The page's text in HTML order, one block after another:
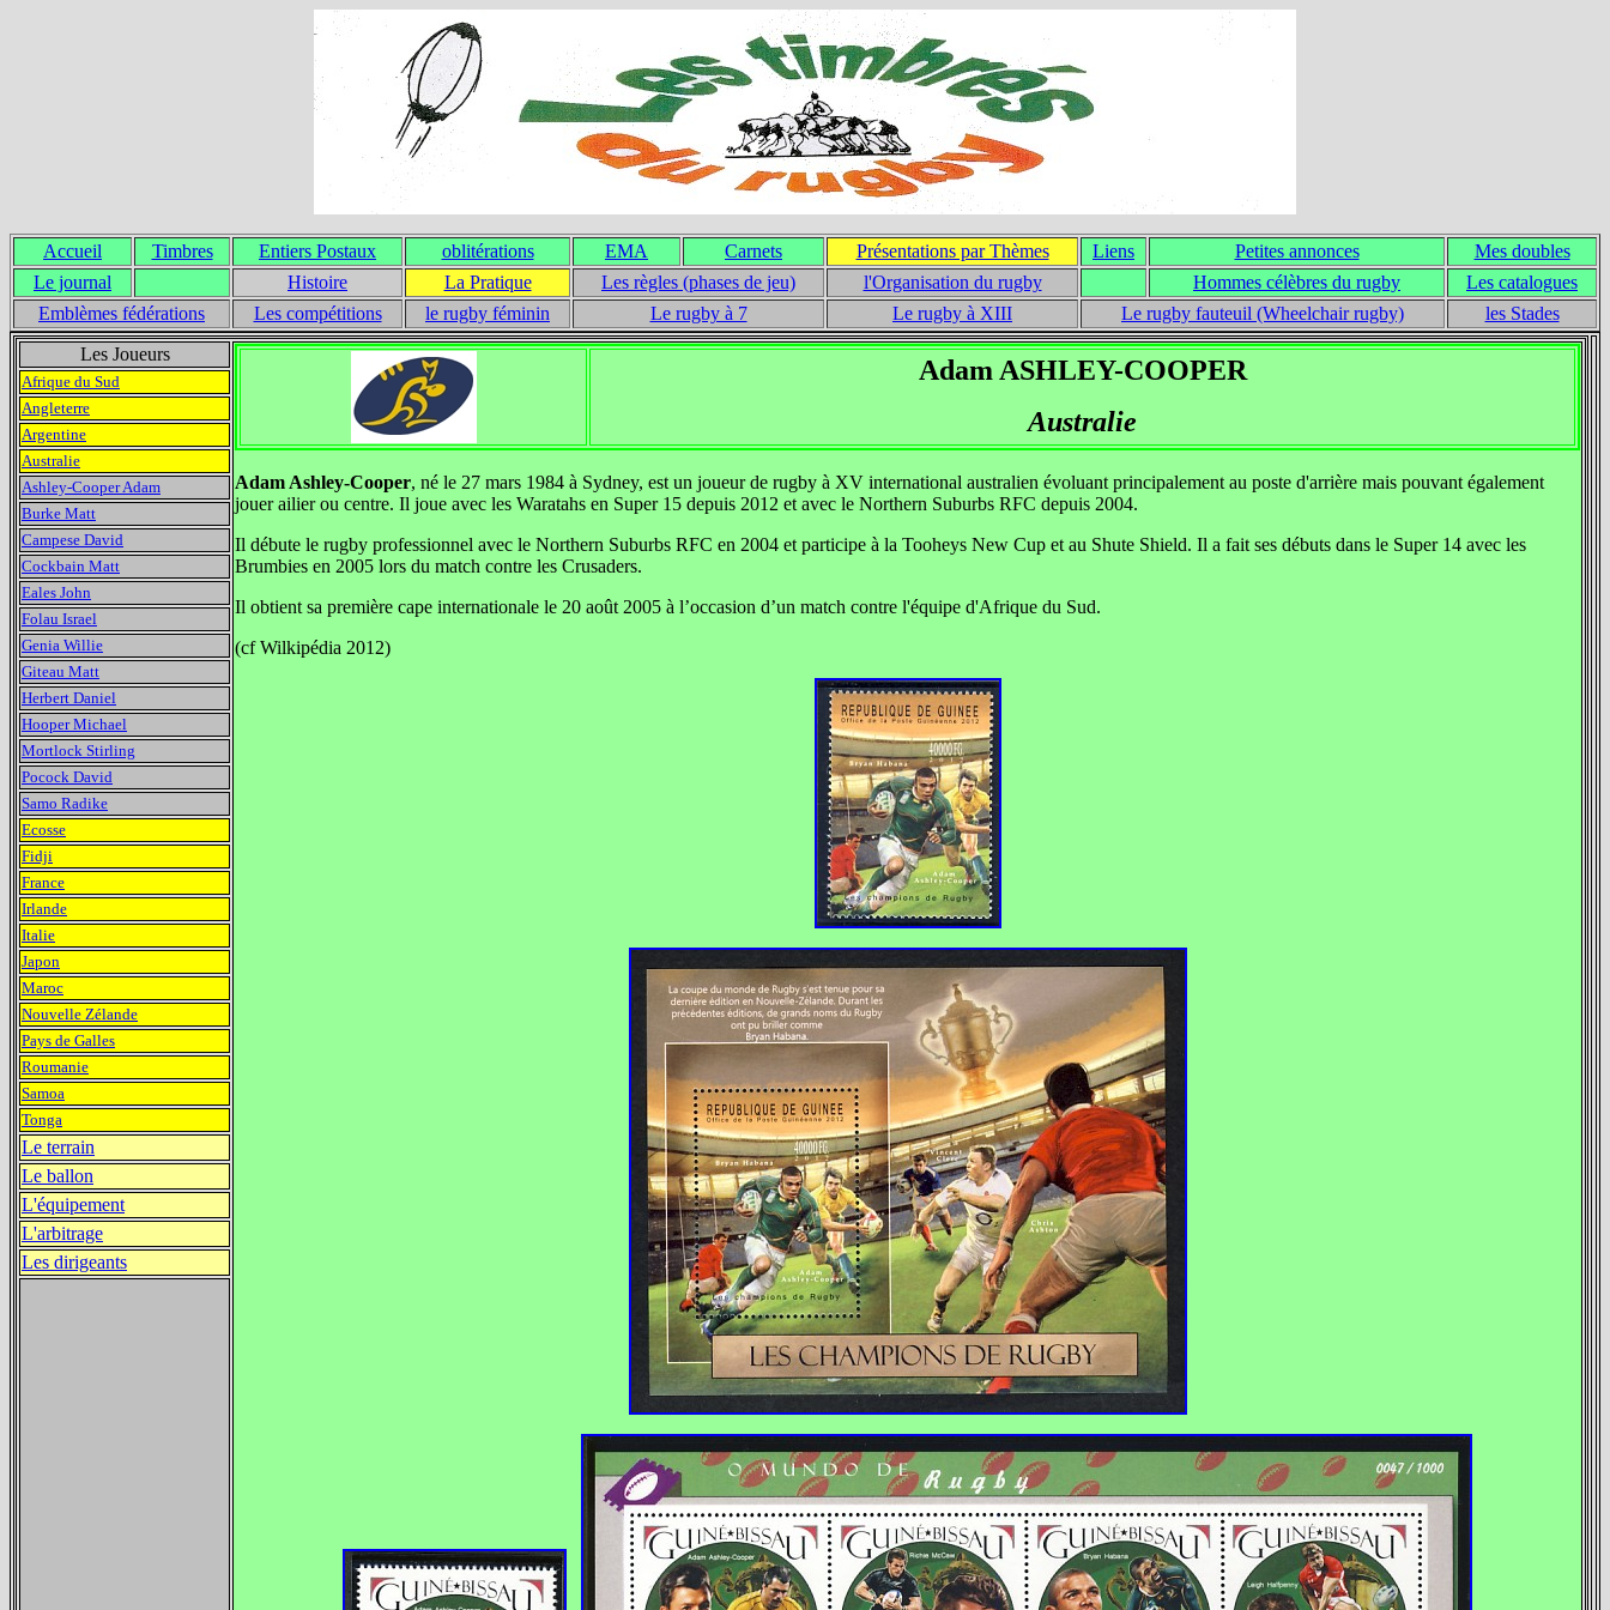
Accueil Timbres Entiers Postaux oblitérations EMA Carnets Présentations par Thèmes Liens Petites annonces
Mes doubles
Le journal
Histoire La Pratique Les règles (phases de jeu) l'Organisation du rugby Hommes célèbres du rugby
Les catalogues
Emblèmes fédérations
Les compétitions le rugby féminin Le rugby à 7 Le rugby à XIII Le rugby fauteuil (Wheelchair rugby)
les Stades
Les Joueurs
Adam ASHLEY-COOPER
Australie
Adam Ashley-Cooper, né le 27 mars 1984 à Sydney, est un joueur de rugby à XV international australien évoluant principalement au poste d'arrière mais pouvant également
jouer ailier ou centre. Il joue avec les Waratahs en Super 15 depuis 2012 et avec le Northern Suburbs RFC depuis 2004.
Il débute le rugby professionnel avec le Northern Suburbs RFC en 2004 et participe à la Tooheys New Cup et au Shute Shield. Il a fait ses débuts dans le Super 14 avec les
Brumbies en 2005 lors du match contre les Crusaders.
Il obtient sa première cape internationale le 20 août 2005 à l’occasion d’un match contre l'équipe d'Afrique du Sud.
(cf Wilkipédia 2012)
Afrique du Sud
Angleterre
Argentine
Australie
Ashley-Cooper Adam
Burke Matt
Campese David
Cockbain Matt
Eales John
Folau Israel
Genia Willie
Giteau Matt
Herbert Daniel
Hooper Michael
Mortlock Stirling
Pocock David
Samo Radike
Ecosse
Fidji
France
Irlande
Italie
Japon
Maroc
Nouvelle Zélande
Pays de Galles
Roumanie
Samoa
Tonga
Le terrain
Le ballon
L'équipement
L'arbitrage
Les dirigeants